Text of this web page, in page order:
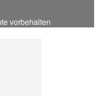
vorbehalten